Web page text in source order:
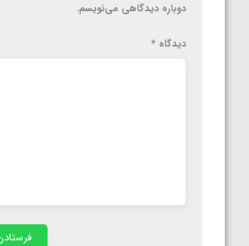
دوباره دیدگاهی می‌نویسم.
دیدگاه *